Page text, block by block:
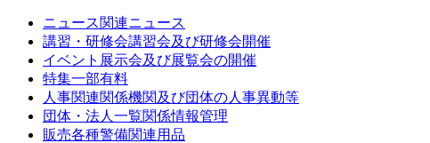
ニュース関連ニュース
講習・研修会講習会及び研修会開催
イベント 展示会及び展覧会の開催
特集一部有料
人事関連関係機関及び団体の人事異動等
団体・法人一覧関係情報管理
販売各種警備関連用品